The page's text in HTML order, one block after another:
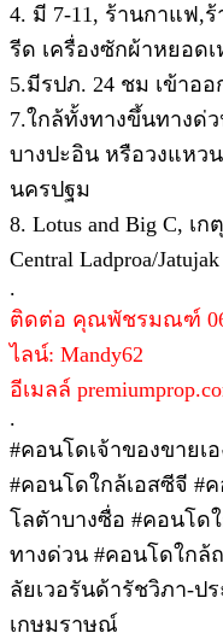
4. มี 7-11, ร้านกาแฟ,
รีด เครื่องซักผ้าหยอด
5.มีรปภ. 24 ชม เข้าอ
7.ใกล้ทั้งทางขึ้นทางด่
บางปะอิน หรือวงแห
นครปฐม
8. Lotus and Big C, เ
Central Ladproa/
.
ติดต่อ คุณพัชรมณฑ์
ไลน์: Mandy62
อีเมลล์
.
#คอนโดเจ้าของขายเ
#คอนโดใกล้เอสซีจี #
โลตัาบางซื่อ #คอนโด
ทางด่วน #คอนโดใกล้
ลัยเวอรันด้ารัชวิภา-ป
เกษมราษณ์